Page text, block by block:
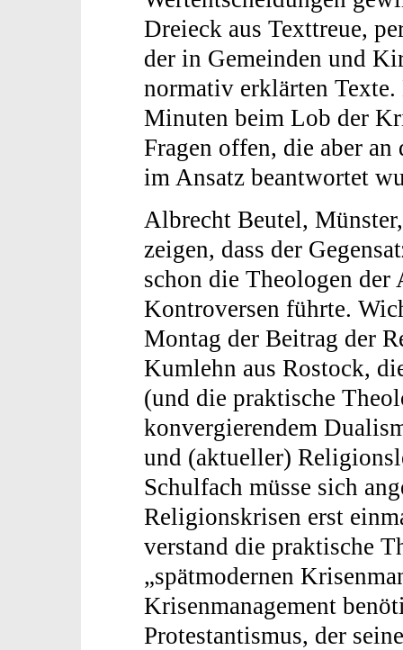
Dreieck aus Texttreue,
der in Gemeinden und
normativ erklärten
Minuten beim Lob der
Fragen offen, die aber
im Ansatz beantwortet
Albrecht Beutel,
zeigen, dass der
schon die Theologen
Kontroversen führte.
Montag der Beitrag der
Kumlehn aus Rostock,
(und die praktische
konvergierendem
und (aktueller)
Schulfach müsse sich
Religionskrisen erst
verstand die praktische
„spätmodernen
Krisenmanagement
Protestantismus, der